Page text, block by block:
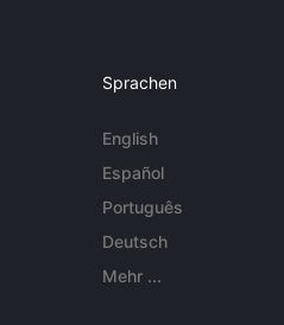
Sprachen
English
Español
Português
Deutsch
Mehr ...